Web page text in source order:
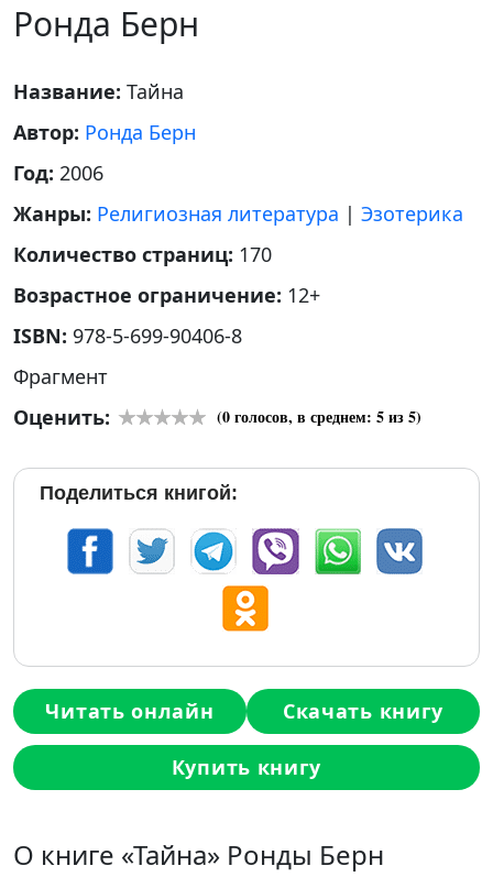
Ронда Берн
Название: Тайна
Автор: Ронда Берн
Год: 2006
Жанры: Религиозная литература | Эзотерика
Количество страниц: 170
Возрастное ограничение: 12+
ISBN: 978-5-699-90406-8
Фрагмент
Оценить:
(0голосов, в среднем: 5из 5)
Поделиться книгой:
Читать онлайн Скачать книгу
Купить книгу
О книге «Тайна» Ронды Берн